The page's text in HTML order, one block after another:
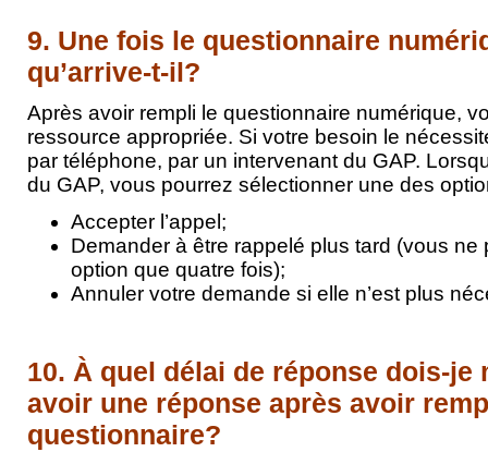
9. Une fois le questionnaire
qu’arrive-t-il?
Après avoir rempli le questionnaire numérique,
ressource appropriée. Si votre besoin le
par téléphone, par un intervenant du GAP.
du GAP, vous pourrez sélectionner une des
Accepter l’appel;
Demander à être rappelé plus tard (vous ne
option que quatre fois);
Annuler votre demande si elle n’est plus
10. À quel délai de réponse dois-je
avoir une réponse après avoir
questionnaire?